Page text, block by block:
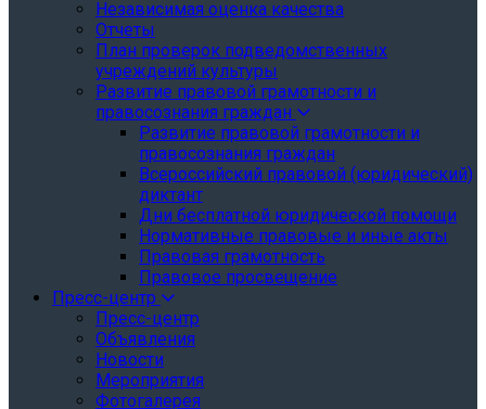
Независимая оценка качества
Отчеты
План проверок подведомственных
учреждений культуры
Развитие правовой грамотности и
правосознания граждан
Развитие правовой грамотности и
правосознания граждан
Всероссийский правовой (юридический)
диктант
Дни бесплатной юридической помощи
Нормативные правовые и иные акты
Правовая грамотность
Правовое просвещение
Пресс-центр
Пресс-центр
Объявления
Новости
Мероприятия
Фотогалерея